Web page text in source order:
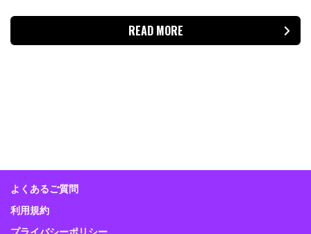
READ MORE
よくあるご質問
利用規約
プライバシーポリシー